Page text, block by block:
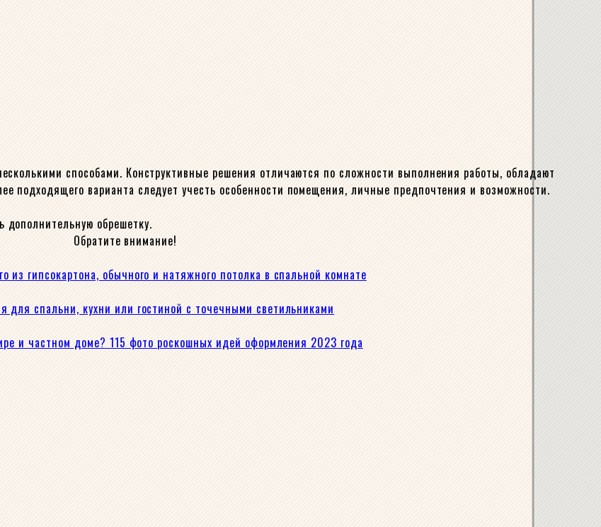
способами. Конструктивные решения отличаются по сложности выполнения работы, обладают
подходящего варианта следует учесть особенности помещения, личные предпочтения и возможности.
обрешетку.
Обратите внимание!
гипсокартона, обычного и натяжного потолка в спальной комнате
спальни, кухни или гостиной с точечными светильниками
и частном доме? 115 фото роскошных идей оформления 2023 года